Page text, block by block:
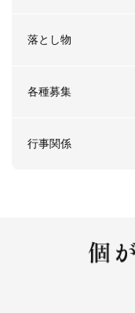
落とし物
各種募集
行事関係